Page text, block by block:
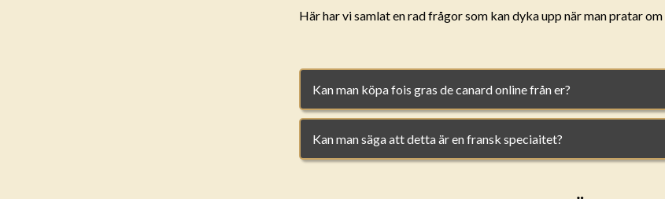
Här har vi samlat en rad frågor som kan dyka upp när man pratar
Kan man köpa fois gras de canard online från er?
Kan man säga att detta är en fransk speciaitet?